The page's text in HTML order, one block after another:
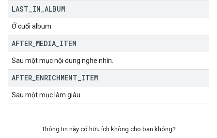
LAST IN ALBUM
Ở cuối album.
AFTER MEDIA ITEM
Sau một mục nội dung nghe nhìn.
AFTER ENRICHMENT ITEM
Sau một mục làm giàu.
Thông tin này có hữu ích không cho bạn không?